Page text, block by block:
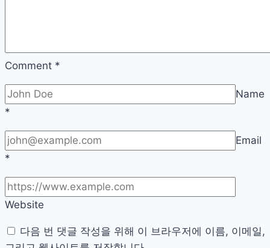
Comment *
Name
*
Email
*
Website
다음 번 댓글 작성을 위해 이 브라우저에 이름, 이메일,